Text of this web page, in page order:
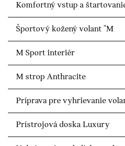
Komfortný vstup a
Športový kožený volant "M
M Sport interiér
M strop Anthracite
Príprava pre vyhrievanie
Prístrojová doska Luxury